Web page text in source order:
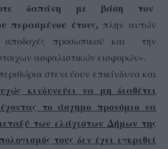
δαπάνη με βάση τον
περασμένου έτους, πλην αυτών
προσωπικού και την
ασφαλιστικών εισφορών».
στενεύουν επικίνδυνα και
κινδυνεύει να μη διαθέτει
το άσχημο προνόμιο να
των ελάχιστων Δήμων της
τους δεν έχει εγκριθεί